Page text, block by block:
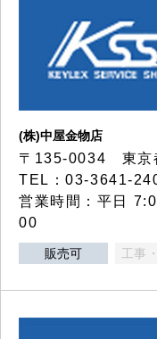
(株)中屋金物店
〒135-0034 東京
TEL：03-3641-
営業時間：平日
00
販売可 工事